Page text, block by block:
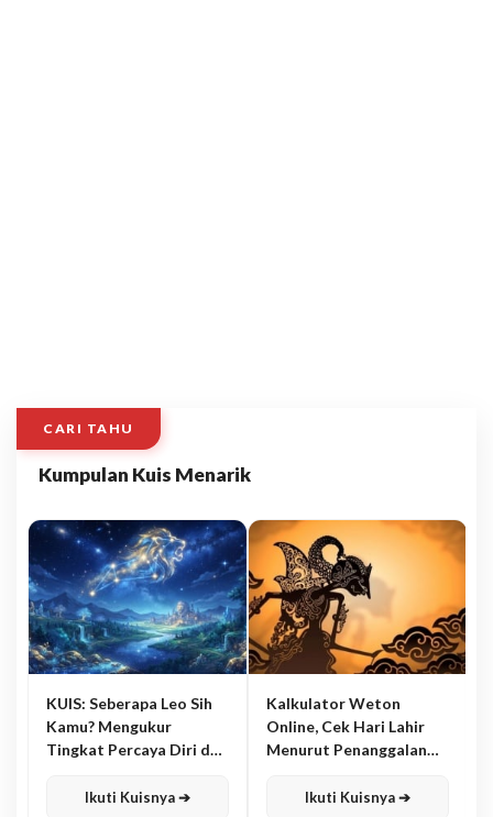
CARI TAHU
Kumpulan Kuis Menarik
KUIS: Seberapa Leo Sih
Kamu? Mengukur
Tingkat Percaya Diri dan
Ikuti Kuisnya ➔
Kalkulator Weton
Online, Cek Hari Lahir
Menurut Penanggalan
Ikuti Kuisnya ➔